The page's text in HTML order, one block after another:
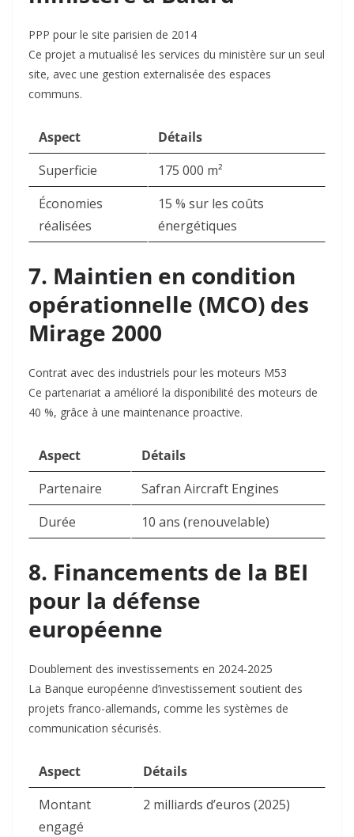
PPP pour le site parisien de 2014
Ce projet a mutualisé les services du ministère sur un seul
site, avec une gestion externalisée des espaces
communs.
Aspect
Détails
Superficie
175 000 m²
Économies
réalisées
15 % sur les coûts
énergétiques
7. Maintien en condition
opérationnelle (MCO) des
Mirage 2000
Contrat avec des industriels pour les moteurs M53
Ce partenariat a amélioré la disponibilité des moteurs de
40 %, grâce à une maintenance proactive.
Aspect
Détails
Partenaire
Safran Aircraft Engines
Durée
10 ans (renouvelable)
8. Financements de la BEI
pour la défense
européenne
Doublement des investissements en 2024-2025
La Banque européenne d’investissement soutient des
projets franco-allemands, comme les systèmes de
communication sécurisés.
Aspect
Détails
Montant
engagé
2 milliards d’euros (2025)